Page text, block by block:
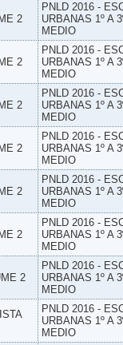
2
PNLD 2016 -
URBANAS 1º A
MEDIO
2
PNLD 2016 -
URBANAS 1º A
MEDIO
2
PNLD 2016 -
URBANAS 1º A
MEDIO
2
PNLD 2016 -
URBANAS 1º A
MEDIO
2
PNLD 2016 -
URBANAS 1º A
MEDIO
2
PNLD 2016 -
URBANAS 1º A
MEDIO
2
PNLD 2016 -
URBANAS 1º A
MEDIO
PNLD 2016 -
URBANAS 1º A
MEDIO